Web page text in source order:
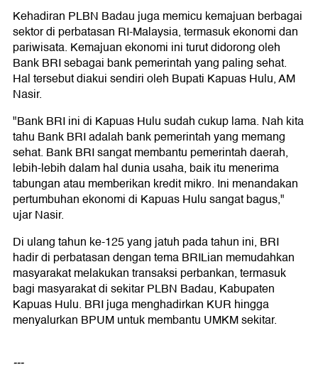
Kehadiran PLBN Badau juga memicu kemajuan berbagai
sektor di perbatasan RI-Malaysia, termasuk ekonomi dan
pariwisata. Kemajuan ekonomi ini turut didorong oleh
Bank BRI sebagai bank pemerintah yang paling sehat.
Hal tersebut diakui sendiri oleh Bupati Kapuas Hulu, AM
Nasir.
"Bank BRI ini di Kapuas Hulu sudah cukup lama. Nah kita
tahu Bank BRI adalah bank pemerintah yang memang
sehat. Bank BRI sangat membantu pemerintah daerah,
lebih-lebih dalam hal dunia usaha, baik itu menerima
tabungan atau memberikan kredit mikro. Ini menandakan
pertumbuhan ekonomi di Kapuas Hulu sangat bagus,"
ujar Nasir.
Di ulang tahun ke-125 yang jatuh pada tahun ini, BRI
hadir di perbatasan dengan tema BRILian memudahkan
masyarakat melakukan transaksi perbankan, termasuk
bagi masyarakat di sekitar PLBN Badau, Kabupaten
Kapuas Hulu. BRI juga menghadirkan KUR hingga
menyalurkan BPUM untuk membantu UMKM sekitar.
---